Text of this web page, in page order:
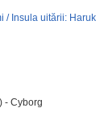
/ Insula uitării:
- Cyborg